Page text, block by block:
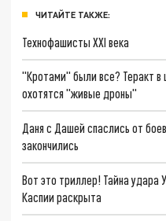
ЧИТАЙТЕ ТАКЖЕ:
Технофашисты XXI века
"Кротами" были все? Теракт в
охотятся "живые дроны"
Даня с Дашей спаслись от
закончились
Вот это триллер! Тайна удара
Каспии раскрыта